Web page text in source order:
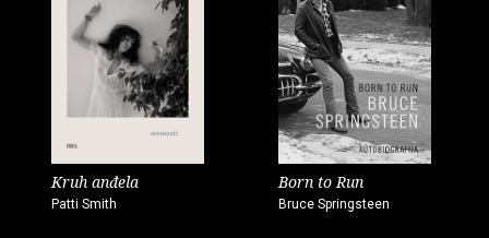
Kruh anđela
Patti Smith
Born to Run
Bruce Springsteen